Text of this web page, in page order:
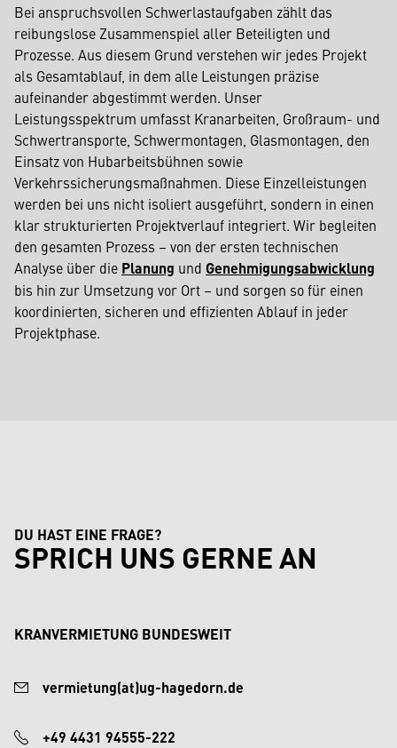
Bei anspruchsvollen Schwerlastaufgaben zählt das
reibungslose Zusammenspiel aller Beteiligten und
Prozesse. Aus diesem Grund verstehen wir jedes Projekt
als Gesamtablauf, in dem alle Leistungen präzise
aufeinander abgestimmt werden. Unser
Leistungsspektrum umfasst Kranarbeiten, Großraum- und
Schwertransporte, Schwermontagen, Glasmontagen, den
Einsatz von Hubarbeitsbühnen sowie
Verkehrssicherungsmaßnahmen. Diese Einzelleistungen
werden bei uns nicht isoliert ausgeführt, sondern in einen
klar strukturierten Projektverlauf integriert. Wir begleiten
den gesamten Prozess – von der ersten technischen
Analyse über die Planung und Genehmigungsabwicklung
bis hin zur Umsetzung vor Ort – und sorgen so für einen
koordinierten, sicheren und effizienten Ablauf in jeder
Projektphase.
DU HAST EINE FRAGE?
SPRICH UNS GERNE AN
KRANVERMIETUNG BUNDESWEIT
vermietung(at)ug-hagedorn.de
+49 4431 94555-222